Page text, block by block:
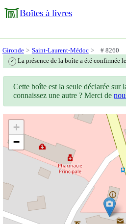
Boîtes à livres
Gironde Saint-Laurent-Médoc # 8260
✓ La présence de la boîte a été confirmée
Cette boîte est la seule déclarée sur
connaissez une autre ? Merci de
+
−